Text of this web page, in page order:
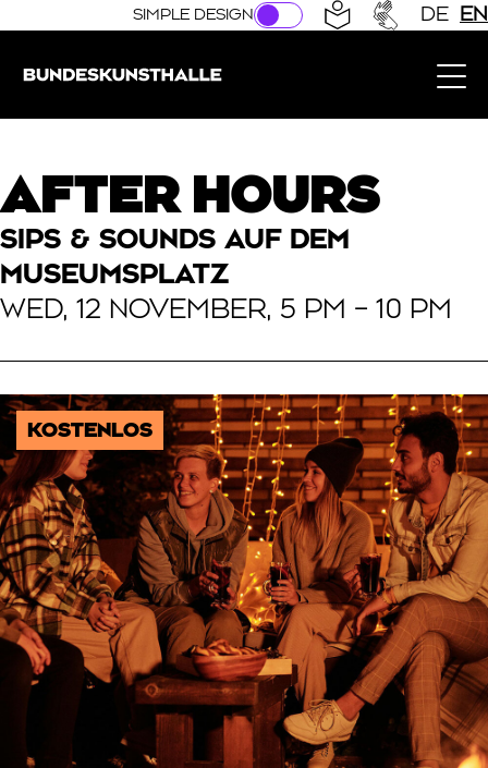
Direkt zur Hauptnavigation springen
Direkt zum Hauptinhalt springen
SIMPLE DESIGN DE EN
AFTER HOURS
SIPS & SOUNDS AUF DEM
MUSEUMSPLATZ
WED, 12 NOVEMBER, 5 PM – 10 PM
KOSTENLOS